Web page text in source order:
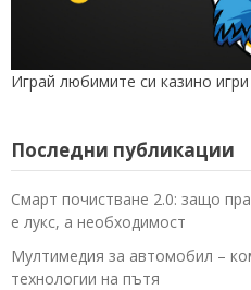
Играй любимите си казино
Последни публикации
Смарт почистване 2.0: защо
е лукс, а необходимост
Мултимедия за автомобил –
технологии на пътя